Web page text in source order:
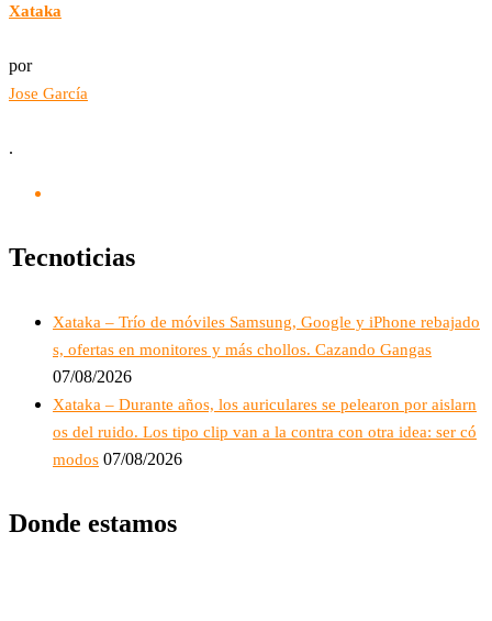
Xataka
por
Jose García
.
Tecnoticias
Xataka – Trío de móviles Samsung, Google y iPhone rebajado
s, ofertas en monitores y más chollos. Cazando Gangas
07/08/2026
Xataka – Durante años, los auriculares se pelearon por aislarn
os del ruido. Los tipo clip van a la contra con otra idea: ser có
modos 07/08/2026
Donde estamos